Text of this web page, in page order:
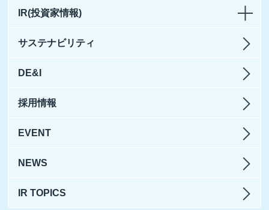
IR(投資家情報)
サステナビリティ
DE&I
採用情報
EVENT
NEWS
IR TOPICS